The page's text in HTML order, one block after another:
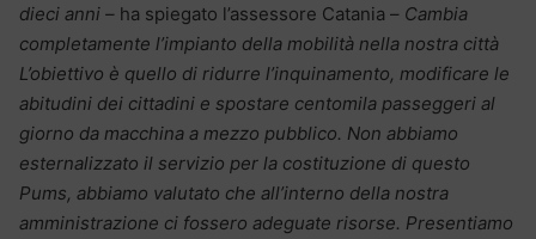
dieci anni – ha spiegato l’assessore Catania – Cambia
completamente l’impianto della mobilità nella nostra città
L’obiettivo è quello di ridurre l’inquinamento, modificare le
abitudini dei cittadini e spostare centomila passeggeri al
giorno da macchina a mezzo pubblico. Non abbiamo
esternalizzato il servizio per la costituzione di questo
Pums, abbiamo valutato che all’interno della nostra
amministrazione ci fossero adeguate risorse. Presentiamo